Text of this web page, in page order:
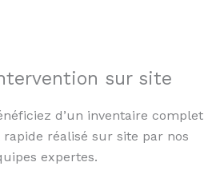
sur site
d’un inventaire complet
rapide réalisé sur site par nos
expertes.